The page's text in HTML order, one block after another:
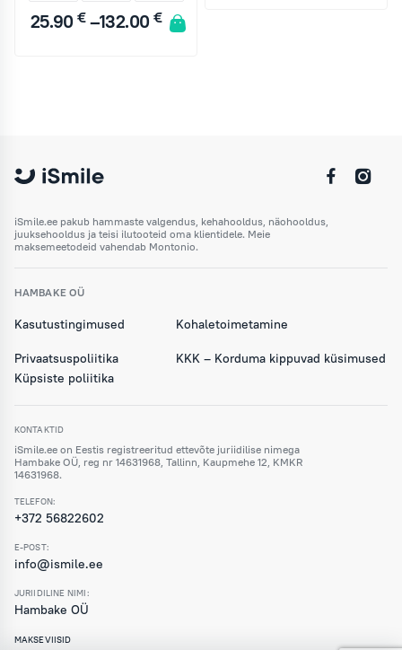
25.90€ –132.00 €
iSmile.ee pakub hammaste valgendus, kehahooldus, näohooldus,
juuksehooldus ja teisi ilutooteid oma klientidele. Meie
maksemeetodeid vahendab Montonio.
KONTAKTID
iSmile.ee on Eestis registreeritud ettevõte juriidilise nimega
Hambake OÜ, reg nr 14631968, Tallinn, Kaupmehe 12, KMKR
14631968.
TELEFON:
+372 56822602
E-POST:
info@ismile.ee
JURIIDILINE NIMI:
Hambake OÜ
HAMBAKE OÜ
Kasutustingimused Kohaletoimetamine
Privaatsuspoliitika
KKK – Korduma kippuvad küsimused
Küpsiste poliitika
MAKSEVIISID